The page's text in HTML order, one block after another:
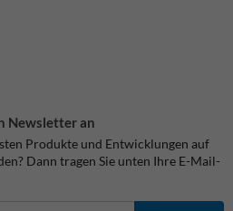
Newsletter an
Produkte und Entwicklungen auf
Dann tragen Sie unten Ihre E-Mail-